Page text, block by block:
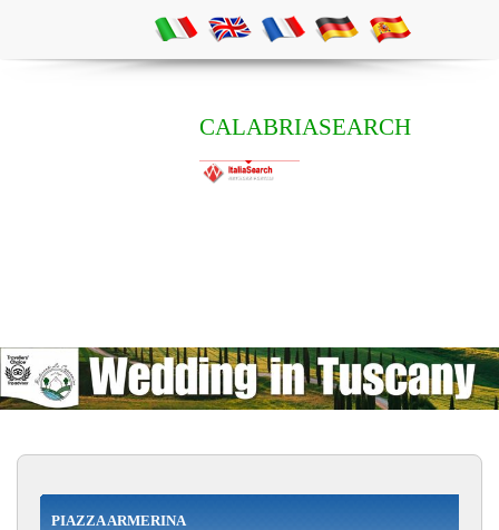
CALABRIASEARCH
PIAZZA ARMERINA